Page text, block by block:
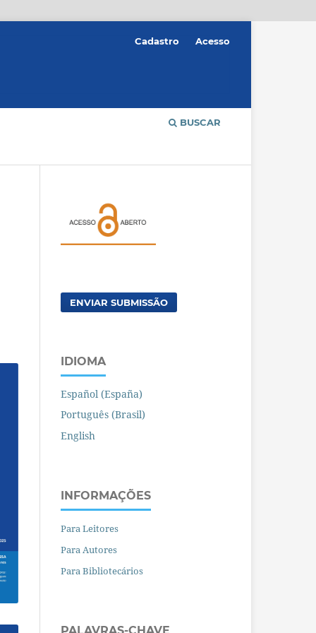
BUSCAR
Cadastro Acesso
ENVIAR SUBMISSÃO
IDIOMA
Español (España)
Português (Brasil)
English
INFORMAÇÕES
Para Leitores
Para Autores
Para Bibliotecários